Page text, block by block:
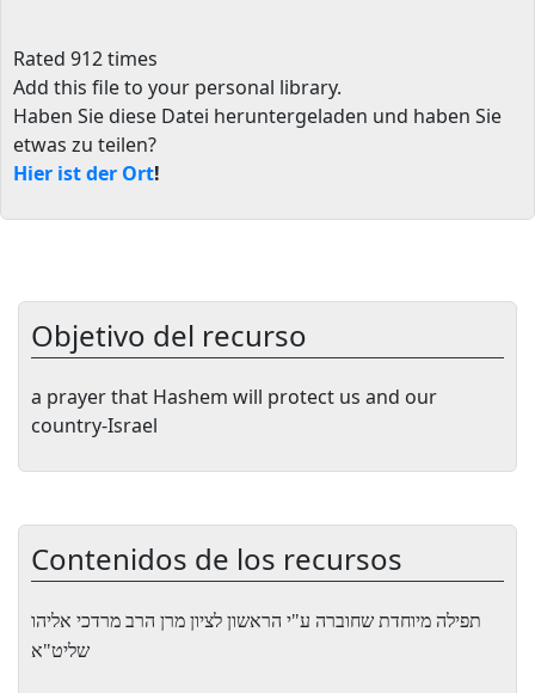
Rated 912 times
Add this file to your personal library.
Haben Sie diese Datei heruntergeladen und haben Sie
etwas zu teilen?
Hier ist der Ort!
Objetivo del recurso
a prayer that Hashem will protect us and our
country-Israel
Contenidos de los recursos
תפילה מיוחדת שחוברה ע"י הראשון לציון מרן הרב מרדכי אליהו
שליט"א